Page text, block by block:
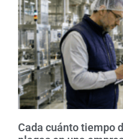
Cada cuánto tiempo